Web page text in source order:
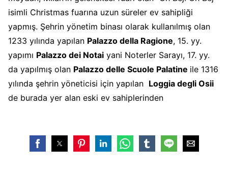
isimli Christmas fuarına uzun süreler ev sahipliği
yapmış. Şehrin yönetim binası olarak kullanılmış olan
1233 yılında yapılan Palazzo della Ragione, 15. yy.
yapımı Palazzo dei Notai yani Noterler Sarayı, 17. yy.
da yapılmış olan Palazzo delle Scuole Palatine ile 1316
yılında şehrin yöneticisi için yapılan Loggia degli Osii
de burada yer alan eski ev sahiplerinden